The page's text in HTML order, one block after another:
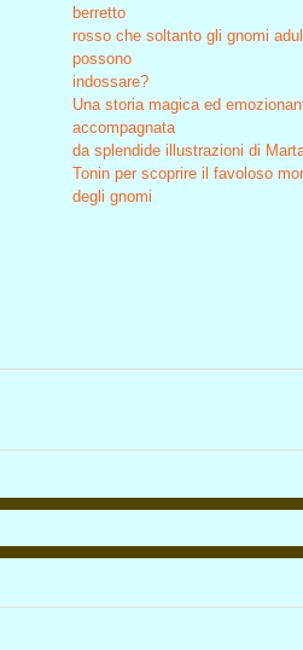
berretto
rosso che soltanto gli gnomi
possono
indossare?
Una storia magica ed
accompagnata
da splendide illustrazioni di
Tonin per scoprire il favoloso
degli gnomi